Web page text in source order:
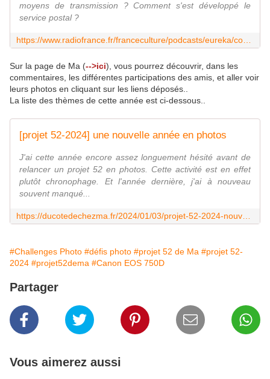
moyens de transmission ? Comment s'est développé le
service postal ?
https://www.radiofrance.fr/franceculture/podcasts/eureka/courrier-c-est-dans-la-boite-7051299
Sur la page de Ma (-->ici), vous pourrez découvrir, dans les
commentaires, les différentes participations des amis, et aller voir
leurs photos en cliquant sur les liens déposés..
La liste des thèmes de cette année est ci-dessous..
[projet 52-2024] une nouvelle année en photos
J'ai cette année encore assez longuement hésité avant de
relancer un projet 52 en photos. Cette activité est en effet
plutôt chronophage. Et l'année dernière, j'ai à nouveau
souvent manqué...
https://ducotedechezma.fr/2024/01/03/projet-52-2024-nouvelle-annee-photos/
#Challenges Photo #défis photo #projet 52 de Ma #projet 52-
2024 #projet52dema #Canon EOS 750D
Partager
Vous aimerez aussi